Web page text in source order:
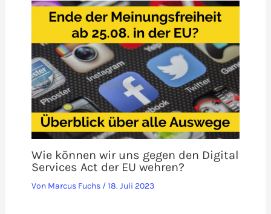
Wie können wir uns gegen den Digital
Services Act der EU wehren?
Von Marcus Fuchs /18. Juli 2023